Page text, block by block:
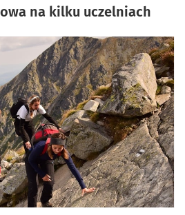
na kilku uczelniach